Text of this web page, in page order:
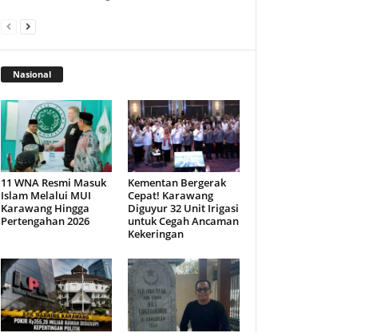
Nasional
11 WNA Resmi Masuk
Islam Melalui MUI
Karawang Hingga
Pertengahan 2026
Kementan Bergerak
Cepat! Karawang
Diguyur 32 Unit Irigasi
untuk Cegah Ancaman
Kekeringan